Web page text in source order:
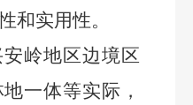
和实用性。
岭地区边境区
一体等实际，